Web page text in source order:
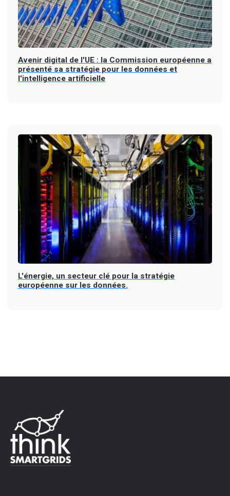
Avenir digital de l'UE : la Commission européenne a
présenté sa stratégie pour les données et
l'intelligence artificielle
L'énergie, un secteur clé pour la stratégie
européenne sur les données.